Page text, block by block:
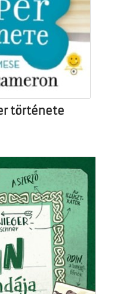
története